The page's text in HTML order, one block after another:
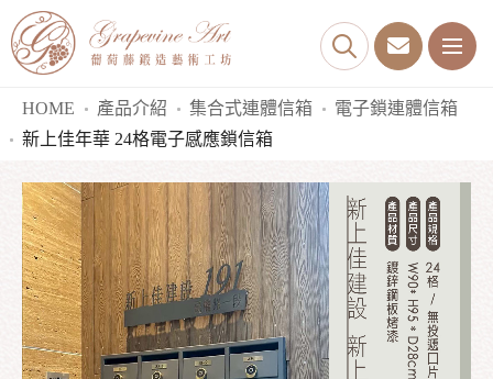
HOME 產品介紹 集合式連體信箱
電子鎖連體信箱
新上佳年華 24格電子感應鎖信箱